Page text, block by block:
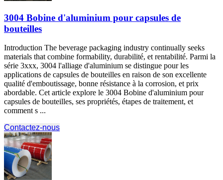
3004 Bobine d'aluminium pour capsules de
bouteilles
Introduction The beverage packaging industry continually seeks
materials that combine formability, durabilité, et rentabilité. Parmi la
série 3xxx, 3004 l'alliage d'aluminium se distingue pour les
applications de capsules de bouteilles en raison de son excellente
qualité d'emboutissage, bonne résistance à la corrosion, et prix
abordable. Cet article explore le 3004 Bobine d'aluminium pour
capsules de bouteilles, ses propriétés, étapes de traitement, et
comment s ...
Contactez-nous